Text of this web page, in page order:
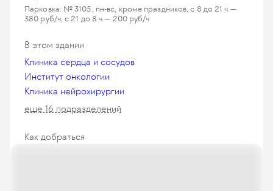
Парковка: № 3105, пн-вс, кроме праздников, с 8 до 21 ч —
380 руб/ч, с 21 до 8 ч — 200 руб/ч
В этом здании
Клиника сердца и сосудов
Институт онкологии
Клиника нейрохирургии
еще 16 подразделений
Как добраться